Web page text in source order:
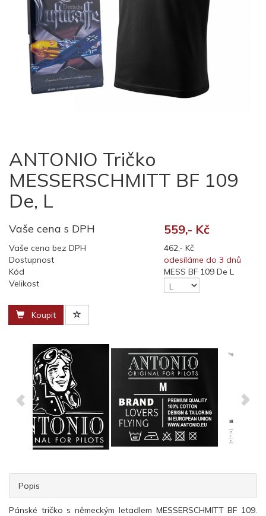
ANTONIO Tričko
MESSERSCHMITT BF 109
De, L
Vaše cena s DPH 559,- Kč
Vaše cena bez DPH
462,- Kč
Dostupnost
odesíláme do 3 dnů
Kód
MESS BF 109 De L
Velikost
Koupit
Popis
Pánské tričko s německým letadlem MESSERSCHMITT BF 109.